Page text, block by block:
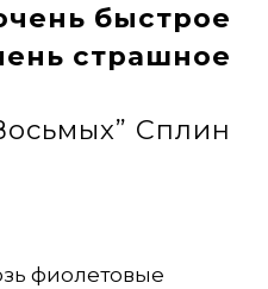
быстрое
страшное
Сплин
фиолетовые